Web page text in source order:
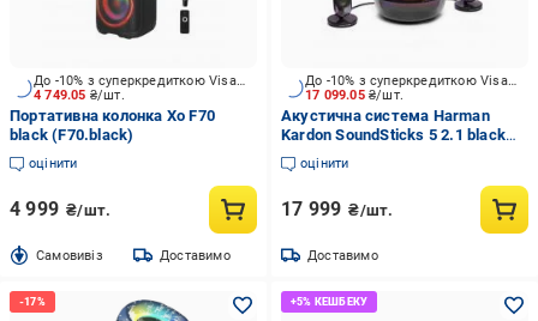
4 749.05 ₴/шт.
До -10% з суперкредиткою Visa Вигода
Портативна колонка Xo F70
black (F70.black)
оцінити
4 999 ₴/шт.
Cамовивіз Доставимо
17 099.05 ₴/шт.
До -10% з суперкредиткою Visa Вигода
Акустична система Harman
Kardon SoundSticks 5 2.1 black
(HKSOUNDSTK5BEP)
оцінити
17 999 ₴/шт.
Доставимо